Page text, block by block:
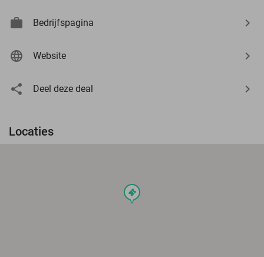
Bedrijfspagina
Website
Deel deze deal
Locaties
events